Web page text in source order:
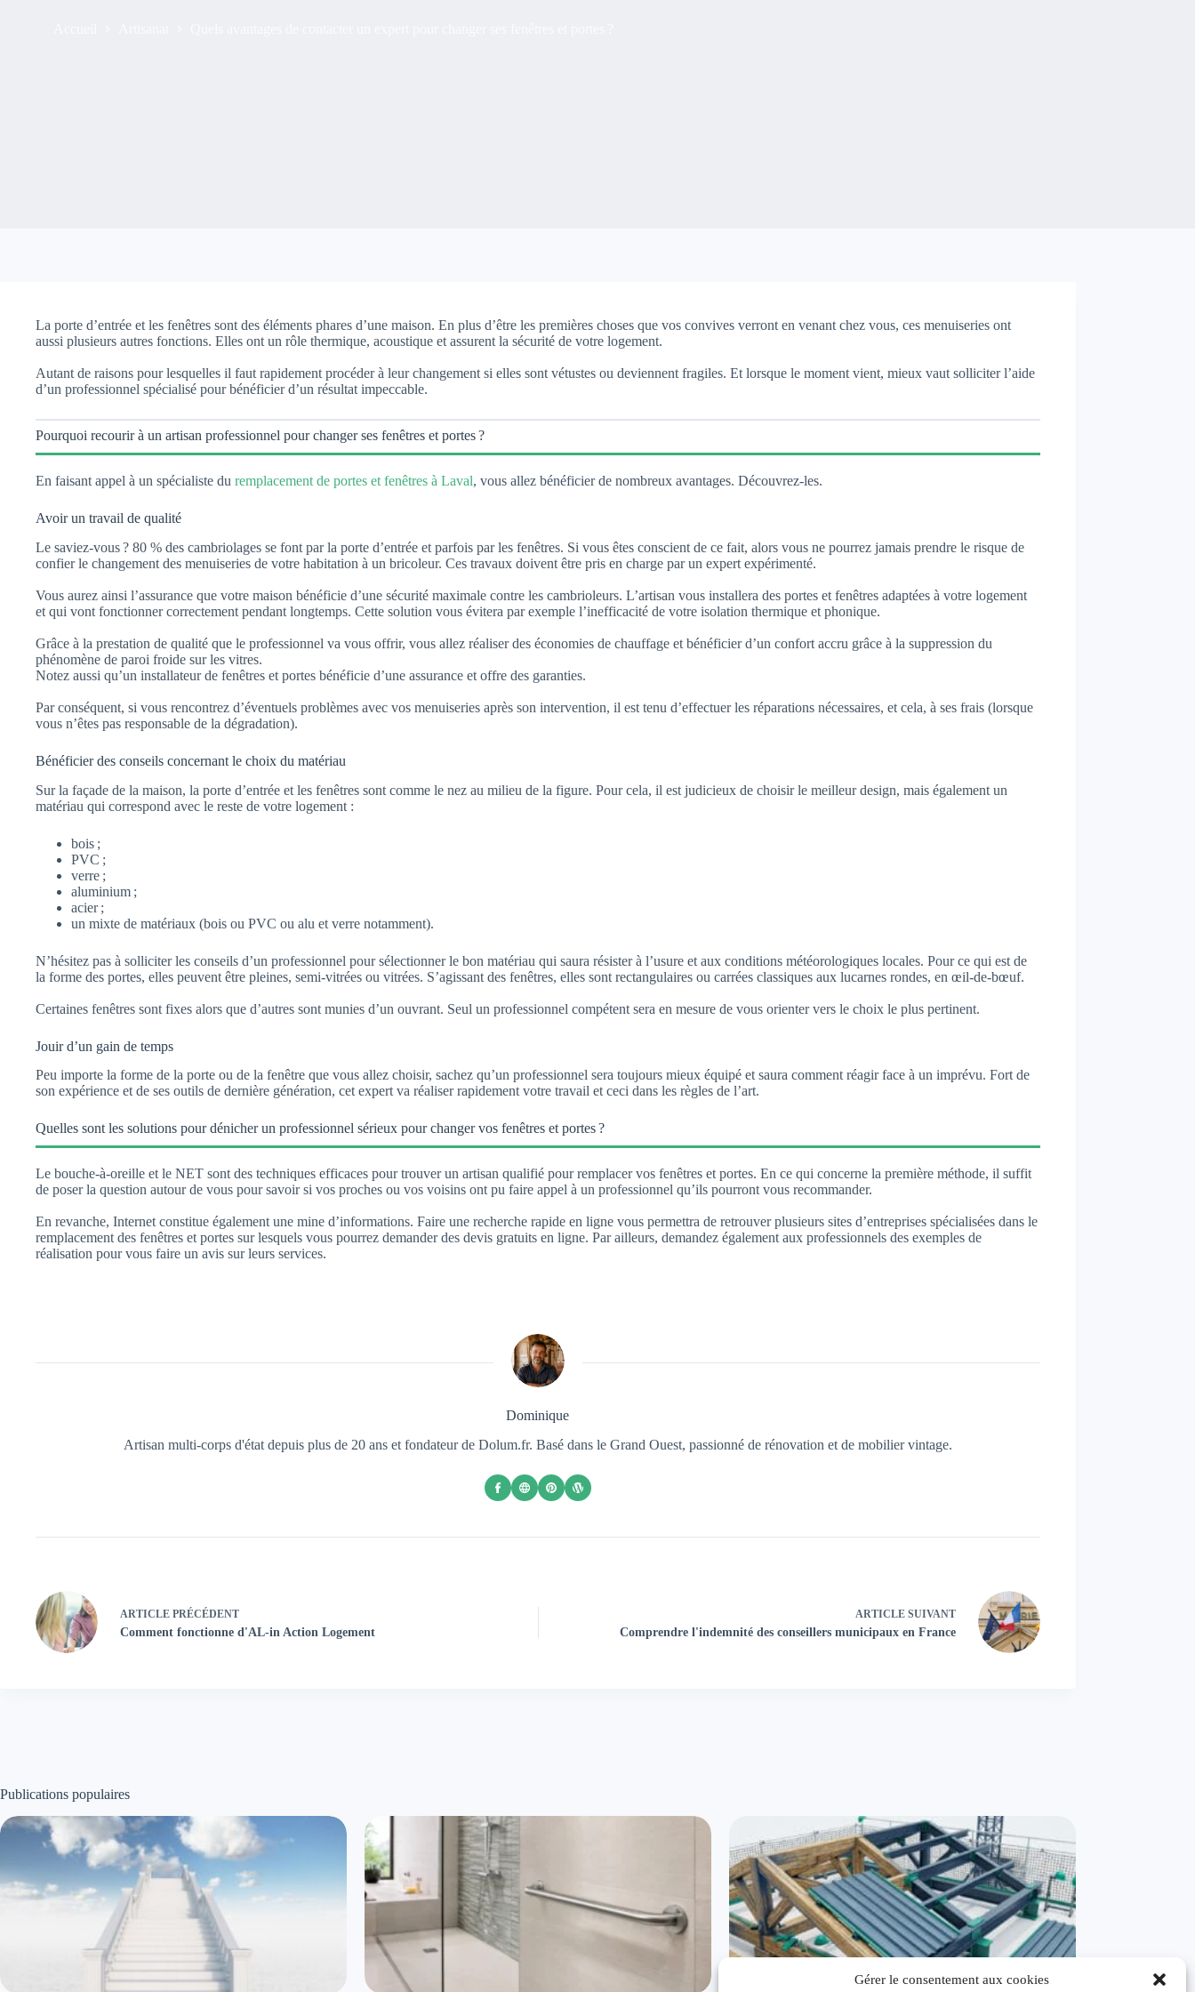
Gérer le consentement aux cookies
La porte d’entrée et les fenêtres sont des éléments phares d’une maison. En plus d’être les premières choses que vos convives verront en venant chez vous, ces menuiseries ont
aussi plusieurs autres fonctions. Elles ont un rôle thermique, acoustique et assurent la sécurité de votre logement.
Autant de raisons pour lesquelles il faut rapidement procéder à leur changement si elles sont vétustes ou deviennent fragiles. Et lorsque le moment vient, mieux vaut solliciter l’aide
d’un professionnel spécialisé pour bénéficier d’un résultat impeccable.
Pourquoi recourir à un artisan professionnel pour changer ses fenêtres et portes ?
En faisant appel à un spécialiste du remplacement de portes et fenêtres à Laval, vous allez bénéficier de nombreux avantages. Découvrez-les.
Avoir un travail de qualité
Le saviez-vous ? 80 % des cambriolages se font par la porte d’entrée et parfois par les fenêtres. Si vous êtes conscient de ce fait, alors vous ne pourrez jamais prendre le risque de
confier le changement des menuiseries de votre habitation à un bricoleur. Ces travaux doivent être pris en charge par un expert expérimenté.
Vous aurez ainsi l’assurance que votre maison bénéficie d’une sécurité maximale contre les cambrioleurs. L’artisan vous installera des portes et fenêtres adaptées à votre logement
et qui vont fonctionner correctement pendant longtemps. Cette solution vous évitera par exemple l’inefficacité de votre isolation thermique et phonique.
Grâce à la prestation de qualité que le professionnel va vous offrir, vous allez réaliser des économies de chauffage et bénéficier d’un confort accru grâce à la suppression du
phénomène de paroi froide sur les vitres.
Notez aussi qu’un installateur de fenêtres et portes bénéficie d’une assurance et offre des garanties.
Par conséquent, si vous rencontrez d’éventuels problèmes avec vos menuiseries après son intervention, il est tenu d’effectuer les réparations nécessaires, et cela, à ses frais (lorsque
vous n’êtes pas responsable de la dégradation).
Bénéficier des conseils concernant le choix du matériau
Sur la façade de la maison, la porte d’entrée et les fenêtres sont comme le nez au milieu de la figure. Pour cela, il est judicieux de choisir le meilleur design, mais également un
matériau qui correspond avec le reste de votre logement :
bois ;
PVC ;
verre ;
aluminium ;
acier ;
un mixte de matériaux (bois ou PVC ou alu et verre notamment).
N’hésitez pas à solliciter les conseils d’un professionnel pour sélectionner le bon matériau qui saura résister à l’usure et aux conditions météorologiques locales. Pour ce qui est de
la forme des portes, elles peuvent être pleines, semi-vitrées ou vitrées. S’agissant des fenêtres, elles sont rectangulaires ou carrées classiques aux lucarnes rondes, en œil-de-bœuf.
Certaines fenêtres sont fixes alors que d’autres sont munies d’un ouvrant. Seul un professionnel compétent sera en mesure de vous orienter vers le choix le plus pertinent.
Jouir d’un gain de temps
Peu importe la forme de la porte ou de la fenêtre que vous allez choisir, sachez qu’un professionnel sera toujours mieux équipé et saura comment réagir face à un imprévu. Fort de
son expérience et de ses outils de dernière génération, cet expert va réaliser rapidement votre travail et ceci dans les règles de l’art.
Quelles sont les solutions pour dénicher un professionnel sérieux pour changer vos fenêtres et portes ?
Le bouche-à-oreille et le NET sont des techniques efficaces pour trouver un artisan qualifié pour remplacer vos fenêtres et portes. En ce qui concerne la première méthode, il suffit
de poser la question autour de vous pour savoir si vos proches ou vos voisins ont pu faire appel à un professionnel qu’ils pourront vous recommander.
En revanche, Internet constitue également une mine d’informations. Faire une recherche rapide en ligne vous permettra de retrouver plusieurs sites d’entreprises spécialisées dans le
remplacement des fenêtres et portes sur lesquels vous pourrez demander des devis gratuits en ligne. Par ailleurs, demandez également aux professionnels des exemples de
réalisation pour vous faire un avis sur leurs services.
Dominique
Artisan multi-corps d'état depuis plus de 20 ans et fondateur de Dolum.fr. Basé dans le Grand Ouest, passionné de rénovation et de mobilier vintage.
ARTICLE PRÉCÉDENT
Comment fonctionne d'AL-in Action Logement
ARTICLESUIVANT
Comprendre l'indemnité des conseillers municipaux en France
Publications populaires